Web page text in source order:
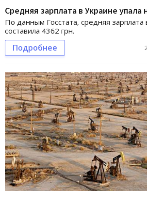
Средняя зарплата в Украине упала
По данным Госстата, средняя зарплата
составила 4362 грн.
Подробнее